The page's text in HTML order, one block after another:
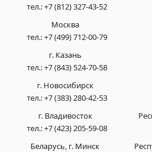
тел.:+7 (812) 327-43-52
Москва
тел.:+7 (499) 712-00-79
г. Казань
тел.:+7 (843) 524-70-58
г. Новосибирск
тел.:+7 (383) 280-42-53
г. Владивосток
тел.:+7 (423) 205-59-08
Беларусь, г. Минск